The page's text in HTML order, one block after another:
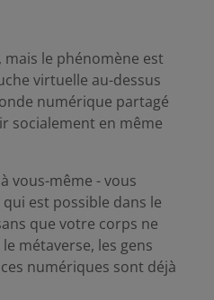
le phénomène est
virtuelle au-dessus
numérique partagé
socialement en même
vous-même - vous
est possible dans le
que votre corps ne
métaverse, les gens
numériques sont déjà